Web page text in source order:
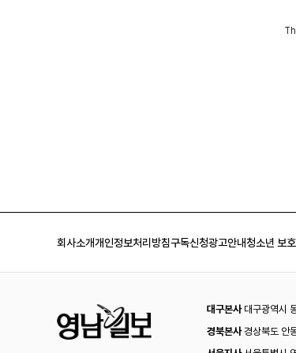
회사소개개인정보처리방침구독신청광고안내청소년 보
대구본사대구광역시
경북본사경상북도 안